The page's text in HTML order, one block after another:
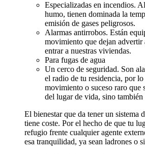
Especializadas en incendios.
humo, tienen dominada la
emisión de gases peligrosos.
Alarmas antirrobos. Están
movimiento que dejan advertir
entrar a nuestras viviendas.
Para fugas de agua
Un cerco de seguridad. Son
el radio de tu residencia, por
movimiento o suceso raro que
del lugar de vida, sino también
El bienestar que da tener un sistema
tiene coste. Por el hecho de que tu
refugio frente cualquier agente
esa tranquilidad, ya sean ladrones o